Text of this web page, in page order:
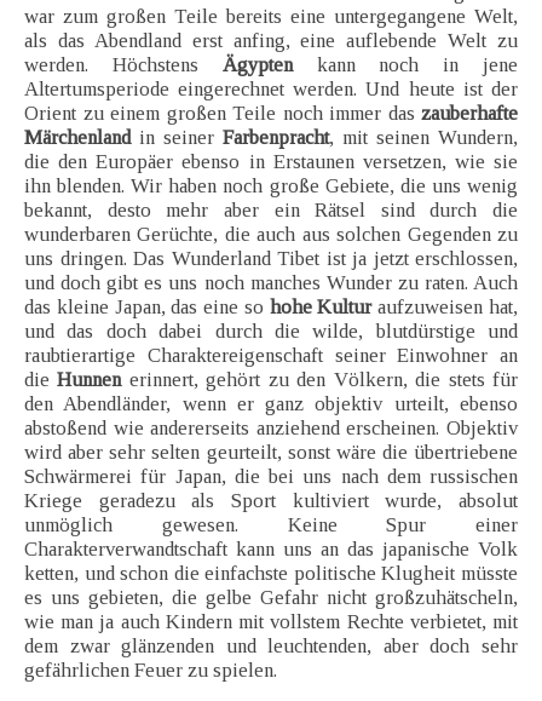
war zum großen Teile bereits eine untergegangene Welt,
als das Abendland erst anfing, eine auflebende Welt zu
werden. Höchstens Ägyptenkann noch in jene
Altertumsperiode eingerechnet werden. Und heute ist der
Orient zu einem großen Teile noch immer das zauberhafte
Märchenlandin seiner Farbenpracht, mit seinen Wundern,
die den Europäer ebenso in Erstaunen versetzen, wie sie
ihn blenden. Wir haben noch große Gebiete, die uns wenig
bekannt, desto mehr aber ein Rätsel sind durch die
wunderbaren Gerüchte, die auch aus solchen Gegenden zu
uns dringen. Das Wunderland Tibet ist ja jetzt erschlossen,
und doch gibt es uns noch manches Wunder zu raten. Auch
das kleine Japan, das eine so hohe Kulturaufzuweisen hat,
und das doch dabei durch die wilde, blutdürstige und
raubtierartige Charaktereigenschaft seiner Einwohner an
dieHunnenerinnert, gehört zu den Völkern, die stets für
den Abendländer, wenn er ganz objektiv urteilt, ebenso
abstoßend wie andererseits anziehend erscheinen. Objektiv
wird aber sehr selten geurteilt, sonst wäre die übertriebene
Schwärmerei für Japan, die bei uns nach dem russischen
Kriege geradezu als Sport kultiviert wurde, absolut
unmöglich gewesen. Keine Spur einer
Charakterverwandtschaft kann uns an das japanische Volk
ketten, und schon die einfachste politische Klugheit müsste
es uns gebieten, die gelbe Gefahr nicht großzuhätscheln,
wie man ja auch Kindern mit vollstem Rechte verbietet, mit
dem zwar glänzenden und leuchtenden, aber doch sehr
gefährlichen Feuer zu spielen.